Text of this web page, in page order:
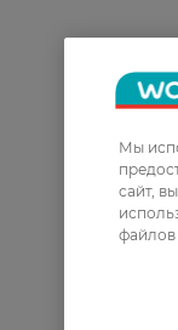
27 07 - 09
Мыло
Meeres
69,99 ГРН
Мы
сайт,
файлов